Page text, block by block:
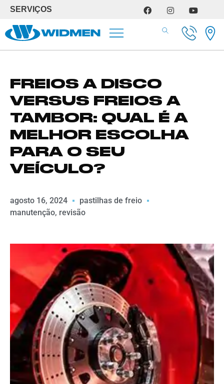
SERVIÇOS
FREIOS A DISCO
VERSUS FREIOS A
TAMBOR: QUAL É A
MELHOR ESCOLHA
PARA O SEU
VEÍCULO?
agosto 16, 2024
pastilhas de freio
manutenção, revisão